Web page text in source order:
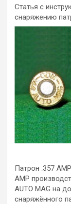
Статья с
снаряжению
Патрон .357
АМР
AUTO MAG на
снаряжённого